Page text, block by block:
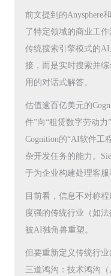
前文提到的Anysphere
了特定领域的商业工
传统搜索引擎模式的
接，而是实时搜索并综
用的对话式解答。
估值逾百亿美元的
件”向“租赁数字劳动力
Cognition的“AI软件工
杂开发任务的能力。
于为企业构建处理客服
目前看，信息不对称
度强的传统行业（如
被AI独角兽重塑。
但要重新定义传统行
三道鸿沟：技术鸿沟